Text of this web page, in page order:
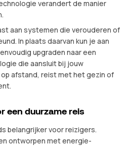
verandert de manier
aan systemen die verouderen of
In plaats daarvan kun je aan
upgraden naar een
die aansluit bij jouw
afstand, reist met het gezin of
een duurzame reis
belangrijker voor reizigers.
ontworpen met energie-